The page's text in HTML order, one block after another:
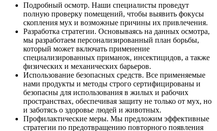
Подробный осмотр. Наши специалисты проведут
полную проверку помещений, чтобы выявить фокусы
скопления мух и возможные причины их привлечения.
Разработка стратегии. Основываясь на данных осмотра,
мы разработаем персонализированный план борьбы,
который может включать применение
специализированных приманок, инсектицидов, а также
физических и механических барьеров.
Использование безопасных средств. Все применяемые
нами продукты и методы строго сертифицированы и
безопасны для использования в жилых и рабочих
пространствах, обеспечивая защиту не только от мух, но
и заботясь о здоровье людей и животных.
Профилактические меры. Мы предложим эффективные
стратегии по предотвращению повторного появления